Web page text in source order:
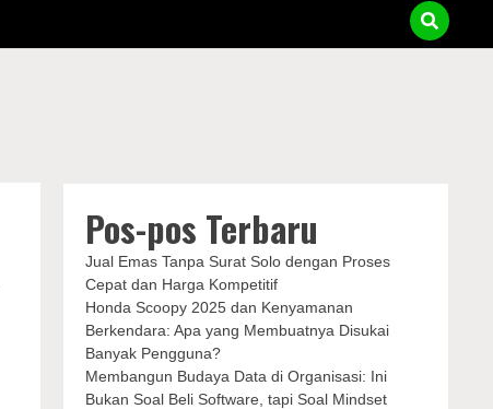
Pos-pos Terbaru
Jual Emas Tanpa Surat Solo dengan Proses
Cepat dan Harga Kompetitif
Honda Scoopy 2025 dan Kenyamanan
Berkendara: Apa yang Membuatnya Disukai
Banyak Pengguna?
Membangun Budaya Data di Organisasi: Ini
Bukan Soal Beli Software, tapi Soal Mindset